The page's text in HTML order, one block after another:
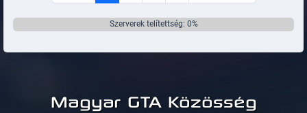
Szerverek telítettség: 0%
Magyar GTA Közösség